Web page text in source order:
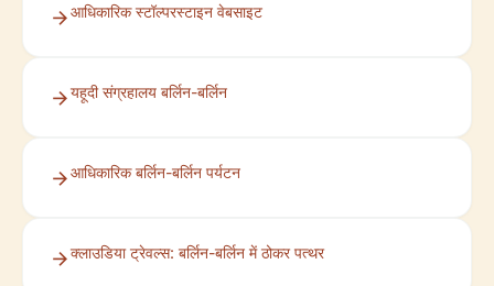
आधिकारिक स्टॉल्परस्टाइन वेबसाइट
यहूदी संग्रहालय बर्लिन-बर्लिन
आधिकारिक बर्लिन-बर्लिन पर्यटन
क्लाउडिया ट्रेवल्स: बर्लिन-बर्लिन में ठोकर पत्थर